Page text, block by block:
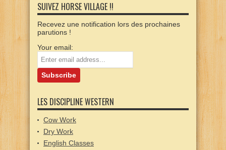
SUIVEZ HORSE VILLAGE !!
Recevez une notification lors des prochaines
parutions !
Your email:
LES DISCIPLINE WESTERN
Cow Work
Dry Work
English Classes